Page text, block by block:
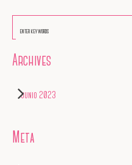
Archives
junio 2023
Meta